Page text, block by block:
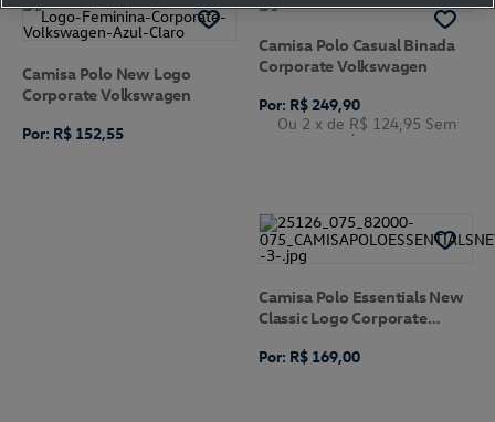
Camisa Polo New Logo
Corporate Volkswagen
Por: R$ 152,55
Camisa Polo Casual Binada
Corporate Volkswagen
Por: R$ 249,90
Ou 2 x de R$ 124,95 Sem
Juros
Camisa Polo Essentials New
Classic Logo Corporate
Por: R$ 169,00